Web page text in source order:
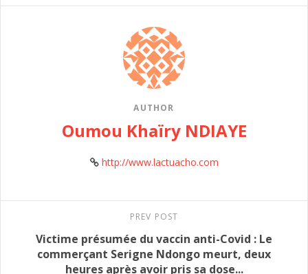
AUTHOR
Oumou Khaïry NDIAYE
http://www.lactuacho.com
PREV POST
Victime présumée du vaccin anti-Covid : Le
commerçant Serigne Ndongo meurt, deux
heures après avoir pris sa dose...